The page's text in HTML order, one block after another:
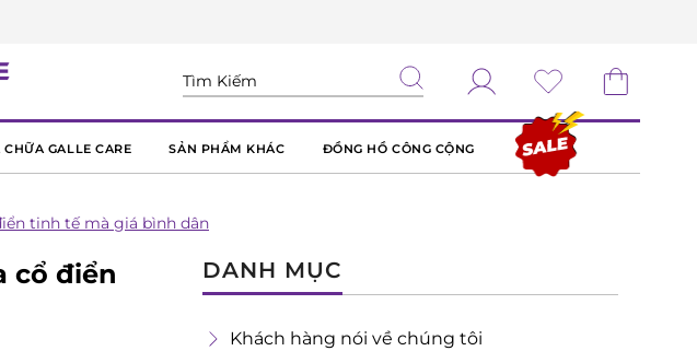
CHỮA GALLE CARE SẢN PHẨM KHÁC ĐỒNG HỒ CÔNG CỘNG
tinh tế mà giá bình dân
cổ điển
DANH MỤC
Khách hàng nói về chúng tôi